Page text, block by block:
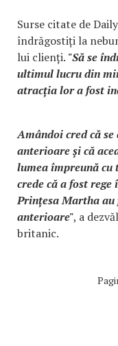
Surse citate de
îndrăgostiți la
lui clienți. "Să se
ultimul lucru din
atracția lor a fost
Amândoi cred că
anterioare și că
lumea împreună
crede că a fost
Prințesa Martha
anterioare", a
britanic.